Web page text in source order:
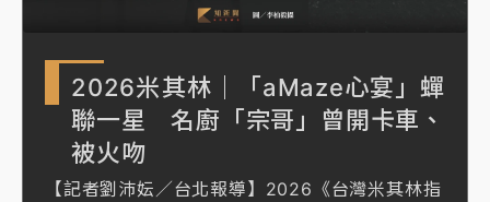
2026米其林｜「aMaze心宴」蟬
聯一星 名廚「宗哥」曾開卡車、
被火吻
【記者劉沛妘／台北報導】2026《台灣米其林指